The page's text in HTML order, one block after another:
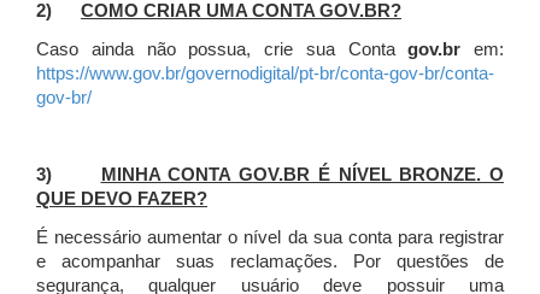
2) COMO CRIAR UMA CONTA GOV.BR?
Caso ainda não possua, crie sua Contagov.br em:
https://www.gov.br/governodigital/pt-br/conta-gov-br/conta-
gov-br/
3)
MINHA CONTA GOV.BR É NÍVEL BRONZE. O
QUE DEVO FAZER?
É necessário aumentar o nível da sua conta para registrar
e acompanhar suas reclamações. Por questões de
segurança, qualquer usuário deve possuir uma